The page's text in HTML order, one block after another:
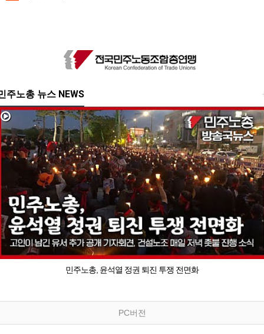
주노총 뉴스 NEWS
민주노총, 윤석열 정권 퇴진 투쟁 전면화
PC버전